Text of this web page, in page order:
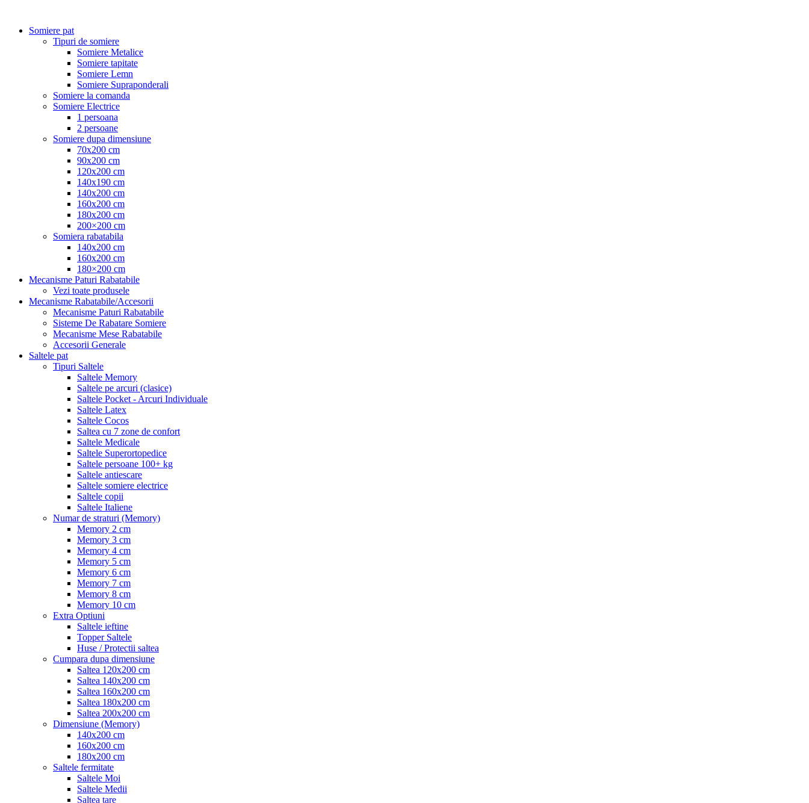
Somiere pat
Tipuri de somiere
Somiere Metalice
Somiere tapitate
Somiere Lemn
Somiere Supraponderali
Somiere la comanda
Somiere Electrice
1 persoana
2 persoane
Somiere dupa dimensiune
70x200 cm
90x200 cm
120x200 cm
140x190 cm
140x200 cm
160x200 cm
180x200 cm
200×200 cm
Somiera rabatabila
140x200 cm
160x200 cm
180×200 cm
Mecanisme Paturi Rabatabile
Vezi toate produsele
Mecanisme Rabatabile/Accesorii
Mecanisme Paturi Rabatabile
Sisteme De Rabatare Somiere
Mecanisme Mese Rabatabile
Accesorii Generale
Saltele pat
Tipuri Saltele
Saltele Memory
Saltele pe arcuri (clasice)
Saltele Pocket - Arcuri Individuale
Saltele Latex
Saltele Cocos
Saltea cu 7 zone de confort
Saltele Medicale
Saltele Superortopedice
Saltele persoane 100+ kg
Saltele antiescare
Saltele somiere electrice
Saltele copii
Saltele Italiene
Numar de straturi (Memory)
Memory 2 cm
Memory 3 cm
Memory 4 cm
Memory 5 cm
Memory 6 cm
Memory 7 cm
Memory 8 cm
Memory 10 cm
Extra Optiuni
Saltele ieftine
Topper Saltele
Huse / Protectii saltea
Cumpara dupa dimensiune
Saltea 120x200 cm
Saltea 140x200 cm
Saltea 160x200 cm
Saltea 180x200 cm
Saltea 200x200 cm
Dimensiune (Memory)
140x200 cm
160x200 cm
180x200 cm
Saltele fermitate
Saltele Moi
Saltele Medii
Saltea tare